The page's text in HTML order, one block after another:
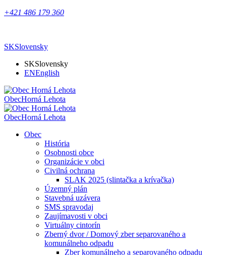
+421 486 179 360
SKSlovensky
SKSlovensky
ENEnglish
ObecHorná Lehota
ObecHorná Lehota
Obec
História
Osobnosti obce
Organizácie v obci
Civilná ochrana
SLAK 2025 (slintačka a krívačka)
Územný plán
Stavebná uzávera
SMS spravodaj
Zaujímavosti v obci
Virtuálny cintorín
Zberný dvor / Domový zber separovaného a
komunálneho odpadu
Zber komunálneho a separovaného odpadu